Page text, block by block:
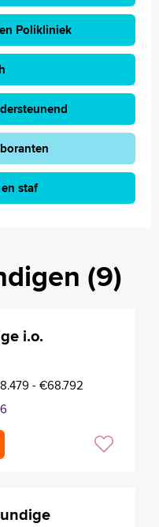
Polikliniek
staf
(9)
i.o.
- €68.792